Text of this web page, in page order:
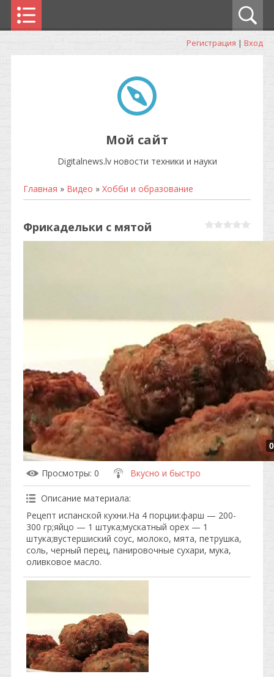
Регистрация | Вход
Мой сайт
Digitalnews.lv новости техники и науки
Главная » Видео » Хобби и образование
Фрикадельки с мятой
Просмотры: 0 Вкусно и быстро
Описание материала:
Рецепт испанской кухни.На 4 порции:фарш — 200-
300 гр;яйцо — 1 штука;мускатный орех — 1
штука;вустершиский соус, молоко, мята, петрушка,
соль, черный перец, панировочные сухари, мука,
оливковое масло.